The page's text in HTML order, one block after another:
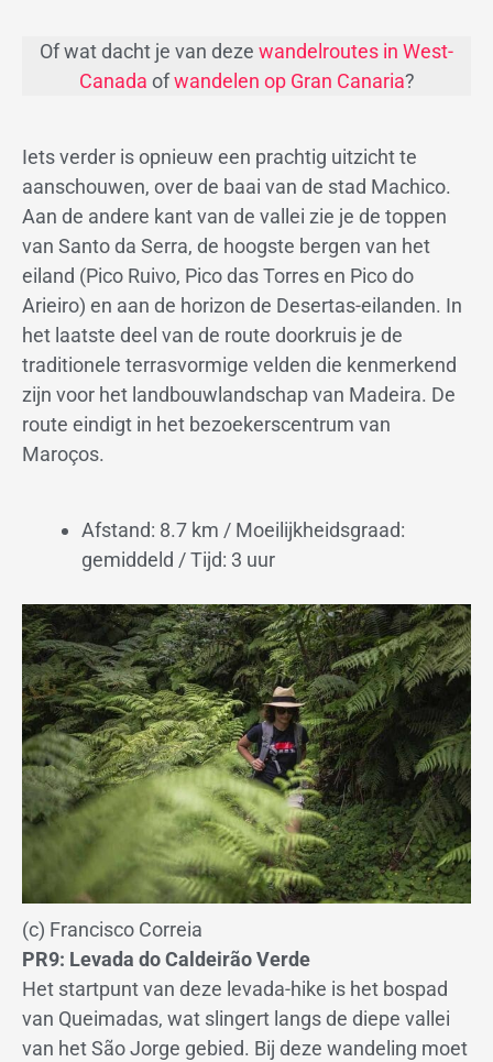
Of wat dacht je van deze wandelroutes in West-
Canada ofwandelen op Gran Canaria?
Iets verder is opnieuw een prachtig uitzicht te
aanschouwen, over de baai van de stad Machico.
Aan de andere kant van de vallei zie je de toppen
van Santo da Serra, de hoogste bergen van het
eiland (Pico Ruivo, Pico das Torres en Pico do
Arieiro) en aan de horizon de Desertas-eilanden. In
het laatste deel van de route doorkruis je de
traditionele terrasvormige velden die kenmerkend
zijn voor het landbouwlandschap van Madeira. De
route eindigt in het bezoekerscentrum van
Maroços.
Afstand: 8.7 km / Moeilijkheidsgraad:
gemiddeld / Tijd: 3 uur
(c) Francisco Correia
PR9: Levada do Caldeirão Verde
Het startpunt van deze levada-hike is het bospad
van Queimadas, wat slingert langs de diepe vallei
van het São Jorge gebied. Bij deze wandeling moet